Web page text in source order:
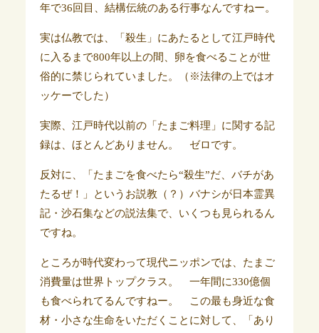
年で36回目、結構伝統のある行事なんですねー。
実は仏教では、
「殺生」にあたるとして江戸時代
に入るまで800年以上の間、卵を食べることが世
俗的に禁じられていました。（※法律の上ではオ
ッケーでした）
実際、江戸時代以前の「たまご料理」に関する記
録は、ほとんどありません。 ゼロです。
反対に、「たまごを食べたら“殺生”だ、バチがあ
たるぜ！」というお説教（？）バナシが日本霊異
記・沙石集などの説法集で、いくつも見られるん
ですね。
ところが時代変わって現代ニッポンでは、たまご
消費量は世界トップクラス。 一年間に330億個
も食べられてるんですねー。 この最も身近な食
材・小さな生命をいただくことに対して、「あり